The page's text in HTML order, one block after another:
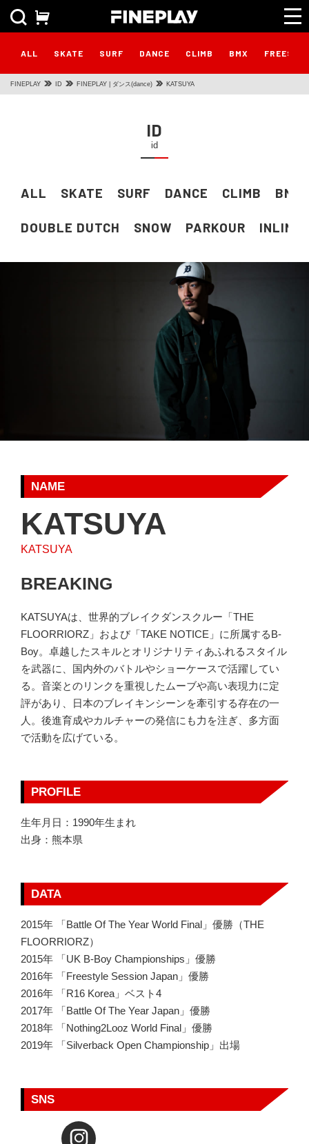
ALL SKATE SURF DANCE CLIMB BMX
FINEPLAY ID FINEPLAY | ダンス(dance) KATSUYA
ID
id
ALL SKATE SURF DANCE CLIMB BMX
DOUBLE DUTCH SNOW PARKOUR INLINE
NAME
KATSUYA
KATSUYA
BREAKING
KATSUYAは、世界的ブレイクダンスクルー「THE
FLOORRIORZ」および「TAKE NOTICE」に所属するB-
Boy。卓越したスキルとオリジナリティあふれるスタイル
を武器に、国内外のバトルやショーケースで活躍してい
る。音楽とのリンクを重視したムーブや高い表現力に定
評があり、日本のブレイキンシーンを牽引する存在の一
人。後進育成やカルチャーの発信にも力を注ぎ、多方面
で活動を広げている。
PROFILE
生年月日：1990年生まれ
出身：熊本県
DATA
2015年 「Battle Of The Year World Final」優勝（THE
FLOORRIORZ）
2015年 「UK B-Boy Championships」優勝
2016年 「Freestyle Session Japan」優勝
2016年 「R16 Korea」ベスト4
2017年 「Battle Of The Year Japan」優勝
2018年 「Nothing2Looz World Final」優勝
2019年 「Silverback Open Championship」出場
SNS